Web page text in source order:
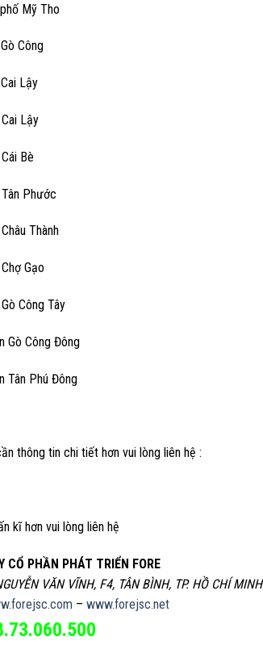
Mỹ Tho
Công
Lậy
Lậy
Bè
Phước
Thành
Gạo
Công Tây
Gò Công Đông
Tân Phú Đông
thông tin chi tiết hơn vui lòng liên hệ :
kĩ hơn vui lòng liên hệ
CỔ PHẦN PHÁT TRIỂN FORE
VĂN VĨNH, F4, TÂN BÌNH, TP. HỒ CHÍ MINH
– www.forejsc.net